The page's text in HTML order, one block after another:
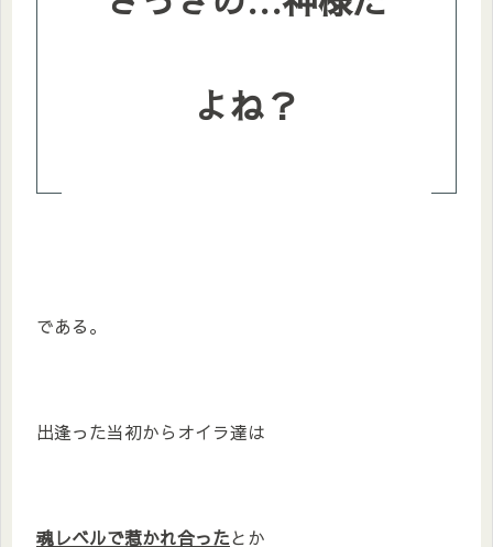
よね？
である。
出逢った当初からオイラ達は
魂レベルで惹かれ合ったとか